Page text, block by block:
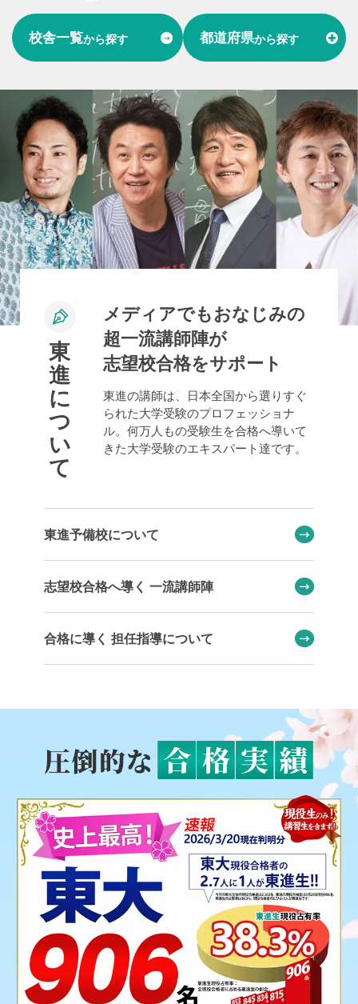
校舎一覧から探す 都道府県から探す
東海 愛知県 岐阜県
関西 大阪府 兵庫県
中国 山口県
九州 福岡県 熊本県 長崎県
東
進
に
つ
い
て
メディアでもおなじみの
超一流講師陣が
志望校合格をサポート
東進の講師は、日本全国から選りすぐ
られた大学受験のプロフェッショナ
ル。何万人もの受験生を合格へ導いて
きた大学受験のエキスパート達です。
東進予備校について
志望校合格へ導く 一流講師陣
合格に導く 担任指導について